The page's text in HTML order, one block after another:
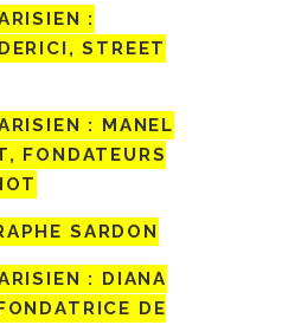
:
STREET
: MANEL
FONDATEURS
SARDON
: DIANA
DE